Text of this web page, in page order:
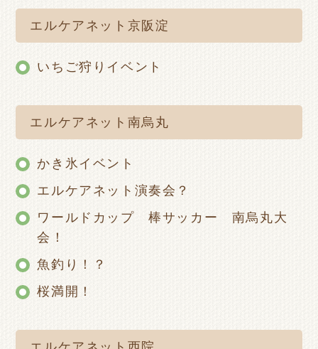
エルケアネット京阪淀
いちご狩りイベント
エルケアネット南烏丸
かき氷イベント
エルケアネット演奏会？
ワールドカップ 棒サッカー 南烏丸大
会！
魚釣り！？
桜満開！